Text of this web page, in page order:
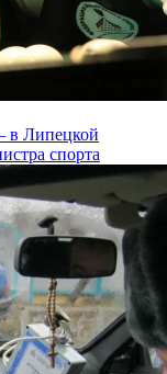
в Липецкой
спорта